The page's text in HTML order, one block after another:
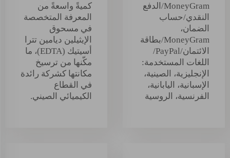
MoneyGram/الدفع
النقدي/حساب
الضمان،
MoneyGram/بطاقة
الائتمان/PayPal/
اللغات المستخدمة:
الإنجليزية، الصينية،
الإسبانية، اليابانية،
الفرنسية، الروسية
كميةً واسعةً من
المعرفة المتخصصة
في مسحوق
الإيثيلين ديامين تترا
أسيتيك (EDTA)، ما
مكّنها من ترسيخ
مكانتها كشركة رائدة
في القطاع
الكيميائي الصيني.